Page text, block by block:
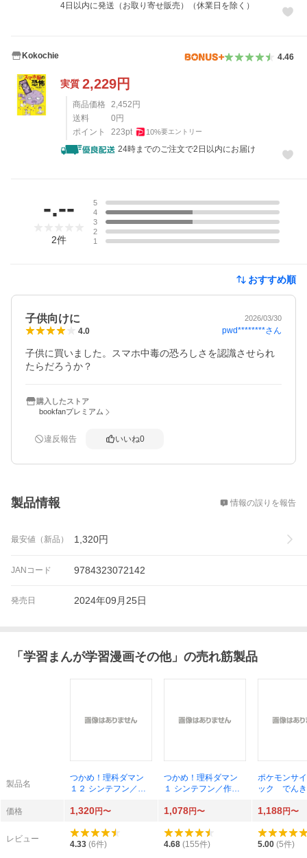
4日以内に発送（お取り寄せ販売）（休業日を除く）
Kokochie 4.46
実質 2,229円
商品価格 2,452 円
送料
0 円
ポイント
223pt 10%要エントリー
24時までのご注文で2日以内にお届け
-.--
2件
5
4
3
2
1
おすすめ順
子供向けに 2026/03/30
4.0 pwd********さん
子供に買いました。スマホ中毒の恐ろしさを認識させられ
たらだろうか？
購入したストア
bookfanプレミアム
違反報告 いいね0
製品情報 情報の誤りを報告
最安値（新品） 1,320円
JANコード 9784323072142
発売日 2024年09月25日
「 学習まんが学習漫画その他」の売れ筋製品
製品名
つかめ！理科ダマン
１２ シンテフン／
が 呉華順／訳
つかめ！理科ダマン
１ シンテフン／作
呉華順／訳
ポケモンサ
ック でん
価格
1,320円〜 1,078円〜 1,188円〜
レビュー
4.33 (6件) 4.68 (155件) 5.00 (5件)